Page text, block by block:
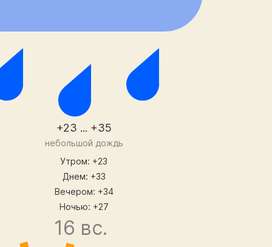
+23 ... +35
небольшой дождь
Утром: +23
Днем: +33
Вечером: +34
Ночью: +27
16 вс.